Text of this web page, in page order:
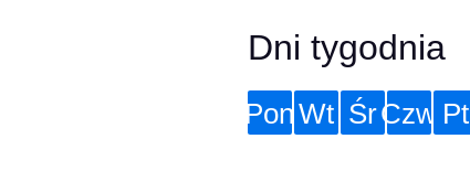
Dni tygodnia
Pon Wt ŚrCzw Pt